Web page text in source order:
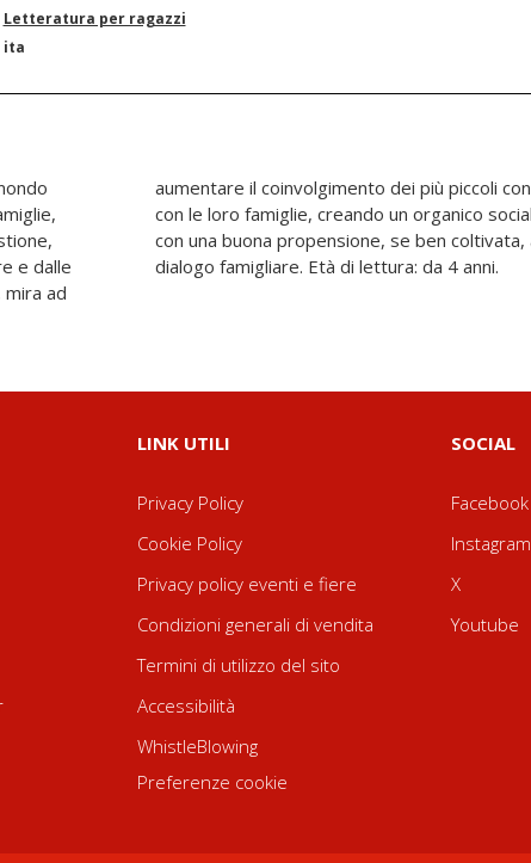
Letteratura per ragazzi
ita
e dalle
ad
e
e
dialogo famigliare. Età di lettura: da 4 anni.
LINK UTILI
Privacy Policy
Cookie Policy
Privacy policy eventi e fiere
Condizioni generali di vendita
Termini di utilizzo del sito
Accessibilità
WhistleBlowing
Preferenze cookie
SOCIAL
Facebook
Instagram
X
Youtube